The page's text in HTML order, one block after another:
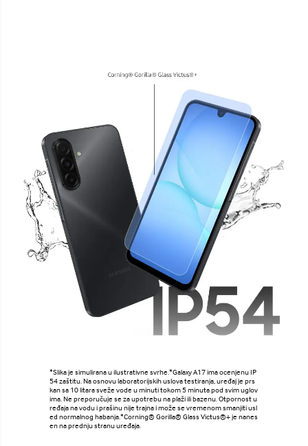
*Slika je simulirana u ilustrativne svrhe.*Galaxy A17 ima ocenjenu IP
54 zaštitu. Na osnovu laboratorijskih uslova testiranja, uređaj je prs
kan sa 10 litara sveže vode u minuti tokom 5 minuta pod svim uglov
ima. Ne preporučuje se za upotrebu na plaži ili bazenu. Otpornost u
ređaja na vodu i prašinu nije trajna i može se vremenom smanjiti usl
ed normalnog habanja.*Corning® Gorilla® Glass Victus®+ je nanes
en na prednju stranu uređaja.